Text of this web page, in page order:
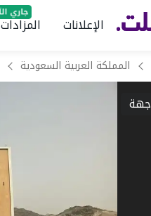
الإعلانات المزادات
المملكة العربية السعودية